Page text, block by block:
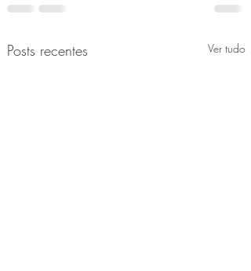
Posts recentes Ver tudo